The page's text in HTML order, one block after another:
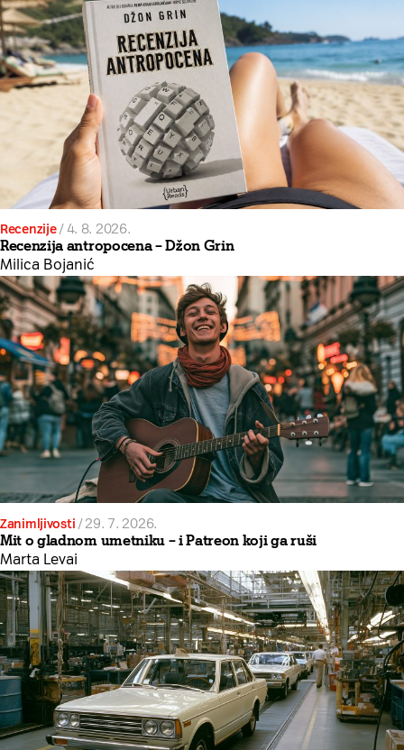
Recenzije/4. 8. 2026.
Recenzija antropocena – Džon Grin
Milica Bojanić
Zanimljivosti /29. 7. 2026.
Mit o gladnom umetniku – i Patreon koji ga ruši
Marta Levai